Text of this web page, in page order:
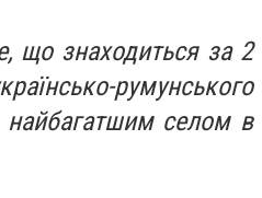
що знаходиться за 2
румунського
селом в